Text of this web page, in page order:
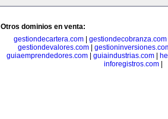
Otros dominios en venta:
gestiondecartera.com| gestiondecobranza.com
gestiondevalores.com|
guiaemprendedores.com
guiaindustrias.com
inforegistros.com|